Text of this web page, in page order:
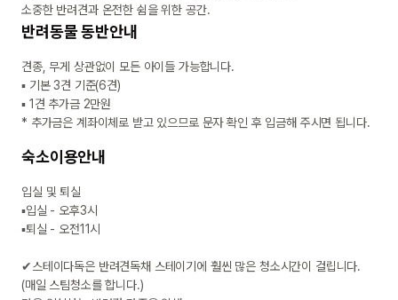
소중한 반려견과 온전한 쉼을 위한 공간.
반려동물 동반안내
견종, 무게 상관없이 모든 아이들 가능합니다.
▪ 기본 3견 기준(6견)
▪ 1견 추가금 2만원
* 추가금은 계좌이체로 받고 있으므로 문자 확인 후 입금해 주시면 됩니다.
숙소이용안내
입실 및 퇴실
▪입실 - 오후3시
▪퇴실 - 오전11시
✔스테이다독은 반려견독채 스테이기에 훨씬 많은 청소시간이 걸립니다.
(매일 스팀청소를 합니다.)